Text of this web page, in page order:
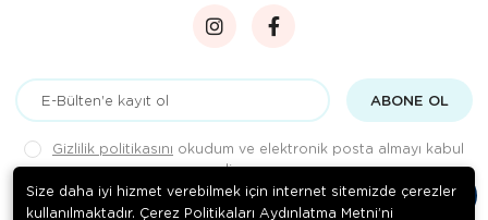
ABONE OL
Gizlilik politikasını okudum ve elektronik posta almayı kabul
ediyorum.
Size daha iyi hizmet verebilmek için internet sitemizde çerezler
kullanılmaktadır. Çerez Politikaları Aydınlatma Metni’ni